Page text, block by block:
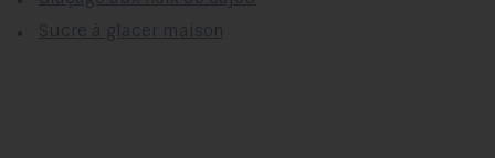
Sucre à glacer maison